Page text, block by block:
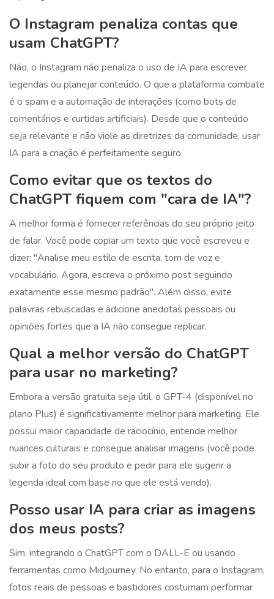
O Instagram penaliza contas que
usam ChatGPT?
Não, o Instagram não penaliza o uso de IA para escrever
legendas ou planejar conteúdo. O que a plataforma combate
é o spam e a automação de interações (como bots de
comentários e curtidas artificiais). Desde que o conteúdo
seja relevante e não viole as diretrizes da comunidade, usar
IA para a criação é perfeitamente seguro.
Como evitar que os textos do
ChatGPT fiquem com "cara de IA"?
A melhor forma é fornecer referências do seu próprio jeito
de falar. Você pode copiar um texto que você escreveu e
dizer: "Analise meu estilo de escrita, tom de voz e
vocabulário. Agora, escreva o próximo post seguindo
exatamente esse mesmo padrão". Além disso, evite
palavras rebuscadas e adicione anedotas pessoais ou
opiniões fortes que a IA não consegue replicar.
Qual a melhor versão do ChatGPT
para usar no marketing?
Embora a versão gratuita seja útil, o GPT-4 (disponível no
plano Plus) é significativamente melhor para marketing. Ele
possui maior capacidade de raciocínio, entende melhor
nuances culturais e consegue analisar imagens (você pode
subir a foto do seu produto e pedir para ele sugerir a
legenda ideal com base no que ele está vendo).
Posso usar IA para criar as imagens
dos meus posts?
Sim, integrando o ChatGPT com o DALL-E ou usando
ferramentas como Midjourney. No entanto, para o Instagram,
fotos reais de pessoas e bastidores costumam performar